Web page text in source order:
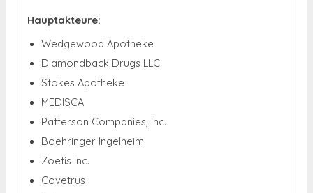
Hauptakteure:
Wedgewood Apotheke
Diamondback Drugs LLC
Stokes Apotheke
MEDISCA
Patterson Companies, Inc.
Boehringer Ingelheim
Zoetis Inc.
Covetrus